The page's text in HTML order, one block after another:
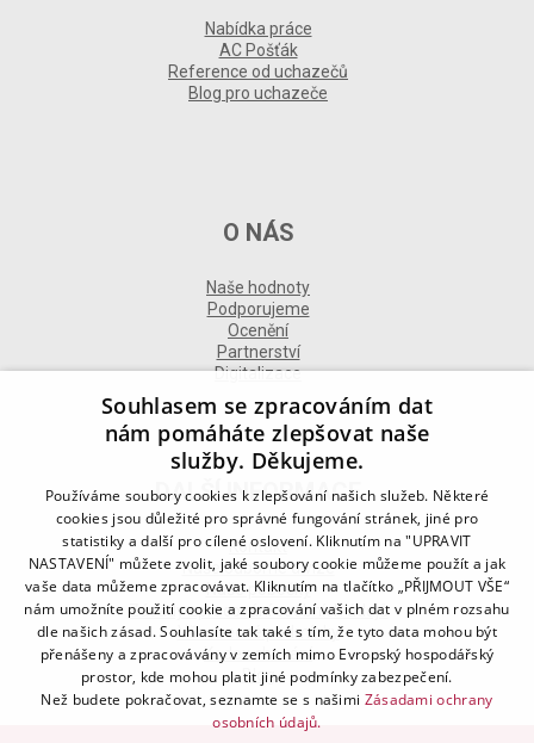
Nabídka práce
AC Pošťák
Reference od uchazečů
Blog pro uchazeče
O NÁS
Naše hodnoty
Podporujeme
Ocenění
Partnerství
Digitalizace
DALŠÍ INFORMACE
Kontakt
Naše odborné divize
Naše pobočky
Zásady zpracování osobních údajů
Všeobecné podmínky
Kodex chování
Blog
Souhlasem se zpracováním dat
nám pomáháte zlepšovat naše
služby. Děkujeme.
Používáme soubory cookies k zlepšování našich služeb. Některé
cookies jsou důležité pro správné fungování stránek, jiné pro
statistiky a další pro cílené oslovení. Kliknutím na "UPRAVIT
NASTAVENÍ" můžete zvolit, jaké soubory cookie můžeme použít a jak
vaše data můžeme zpracovávat. Kliknutím na tlačítko „PŘIJMOUT VŠE“
nám umožníte použití cookie a zpracování vašich dat v plném rozsahu
dle našich zásad. Souhlasíte tak také s tím, že tyto data mohou být
přenášeny a zpracovávány v zemích mimo Evropský hospodářský
prostor, kde mohou platit jiné podmínky zabezpečení.
Než budete pokračovat, seznamte se s našimi Zásadami ochrany
osobních údajů.